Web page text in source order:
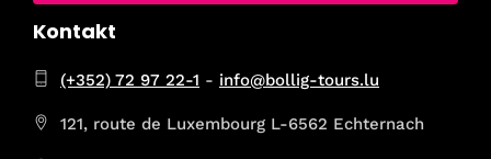
Kontakt
(+352) 72 97 22-1 - info@bollig-tours.lu
121, route de Luxembourg L-6562 Echternach